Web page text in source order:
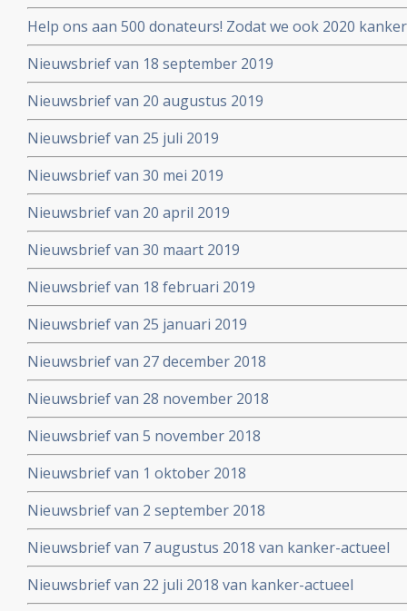
Help ons aan 500 donateurs! Zodat we ook 2020
voortzetten
Nieuwsbrief van 18 september 2019
Nieuwsbrief van 20 augustus 2019
Nieuwsbrief van 25 juli 2019
Nieuwsbrief van 30 mei 2019
Nieuwsbrief van 20 april 2019
Nieuwsbrief van 30 maart 2019
Nieuwsbrief van 18 februari 2019
Nieuwsbrief van 25 januari 2019
Nieuwsbrief van 27 december 2018
Nieuwsbrief van 28 november 2018
Nieuwsbrief van 5 november 2018
Nieuwsbrief van 1 oktober 2018
Nieuwsbrief van 2 september 2018
Nieuwsbrief van 7 augustus 2018 van kanker-actueel
Nieuwsbrief van 22 juli 2018 van kanker-actueel